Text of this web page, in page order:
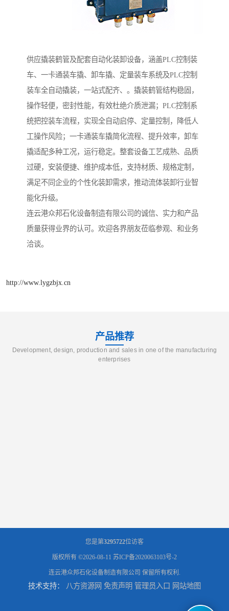
供应撬装鹤管及配套自动化装卸设备，涵盖PLC控制装
车、一卡通装车撬、卸车撬、定量装车系统及PLC控制
装车全自动撬装，一站式配齐、。撬装鹤管结构稳固，
操作轻便，密封性能，有效杜绝介质泄漏；PLC控制系
统把控装车流程，实现全自动启停、定量控制，降低人
工操作风险；一卡通装车撬简化流程、提升效率，卸车
撬适配多种工况，运行稳定。整套设备工艺成熟、品质
过硬，安装便捷、维护成本低，支持材质、规格定制，
满足不同企业的个性化装卸需求，推动流体装卸行业智
能化升级。
连云港众邦石化设备制造有限公司的诚信、实力和产品
质量获得业界的认可。欢迎各界朋友莅临参观、和业务
洽谈。
http://www.lygzbjx.cn
产品推荐
Development, design, production and sales in one of the manufacturing
enterprises
您是第3295722位访客
版权所有 ©2026-08-11 苏ICP备2020063103号-2
连云港众邦石化设备制造有限公司 保留所有权利.
技术支持： 八方资源网 免责声明 管理员入口 网站地图